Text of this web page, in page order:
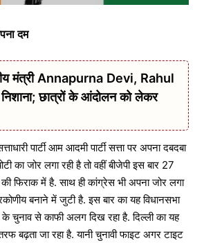
दम
मंत्री Annapurna Devi, Rahul
छात्रों के आंदोलन को लेकर
पार्टी आम आदमी पार्टी सत्ता पर अपना दबदबा
का जोर लगा रही है तो वहीं बीजेपी इस बार 27
फिराक में है. साथ ही कांग्रेस भी अपना जोर लगा
बनाने में जुटी है. इस बार का यह विधानसभा
से काफी अलग दिख रहा है. दिल्ली का यह
बढ़ता जा रहा है. यानी चुनावी फाइट अगर टाइट